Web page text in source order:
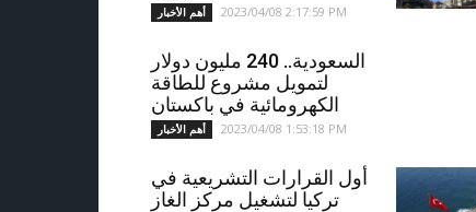
أهم الأخبار 2023/04/08 2:17:59 PM
السعودية.. 240 مليون دولار
لتمويل مشروع للطاقة
الكهرومائية في باكستان
أهم الأخبار 2023/04/08 1:53:18 PM
أول القرارات التشريعية في
تركيا لتشغيل مركز الغاز